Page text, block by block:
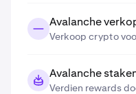
Avalanche
Verkoop crypto
Avalanche
Verdien rewards